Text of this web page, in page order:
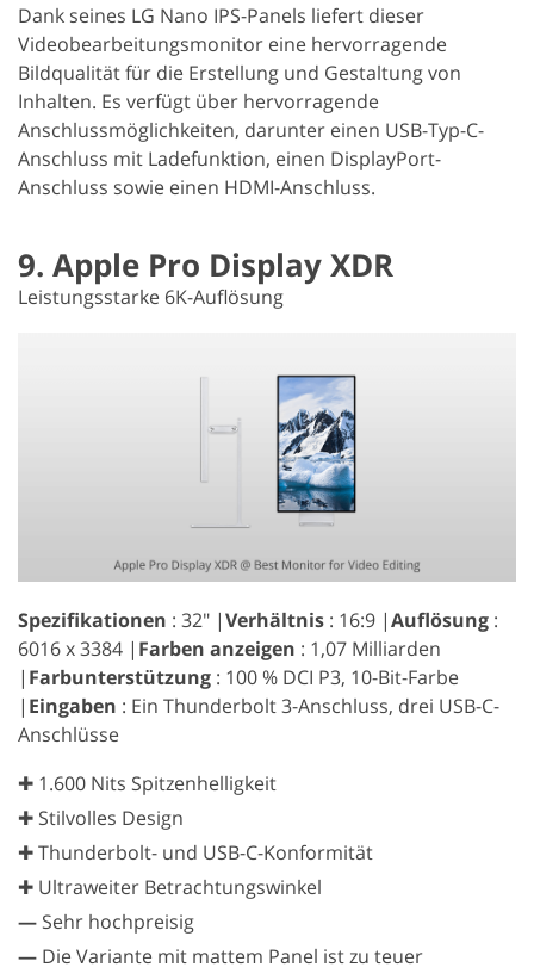
Dank seines LG Nano IPS-Panels liefert dieser
Videobearbeitungsmonitor eine hervorragende
Bildqualität für die Erstellung und Gestaltung von
Inhalten. Es verfügt über hervorragende
Anschlussmöglichkeiten, darunter einen USB-Typ-C-
Anschluss mit Ladefunktion, einen DisplayPort-
Anschluss sowie einen HDMI-Anschluss.
9. Apple Pro Display XDR
Leistungsstarke 6K-Auflösung
Spezifikationen : 32″ |Verhältnis : 16:9 |Auflösung :
6016 x 3384 | Farben anzeigen : 1,07 Milliarden
| Farbunterstützung : 100 % DCI P3, 10-Bit-Farbe
| Eingaben : Ein Thunderbolt 3-Anschluss, drei USB-C-
Anschlüsse
✚ 1.600 Nits Spitzenhelligkeit
✚ Stilvolles Design
✚ Thunderbolt- und USB-C-Konformität
✚ Ultraweiter Betrachtungswinkel
— Sehr hochpreisig
— Die Variante mit mattem Panel ist zu teuer